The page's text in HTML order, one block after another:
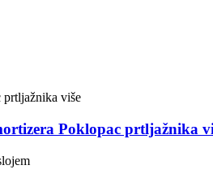
Poklopac prtljažnika